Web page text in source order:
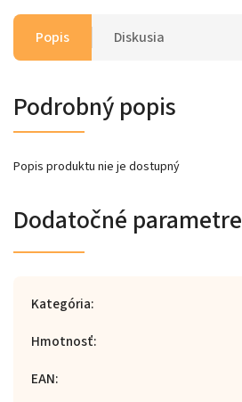
Popis Diskusia
Podrobný popis
Popis produktu nie je dostupný
Dodatočné parametre
Kategória:
Hmotnosť:
EAN: